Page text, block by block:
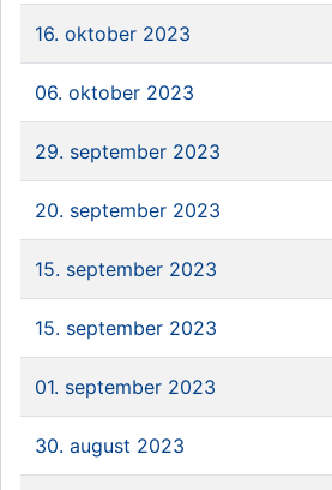
16. oktober 2023
06. oktober 2023
29. september 2023
20. september 2023
15. september 2023
15. september 2023
01. september 2023
30. august 2023